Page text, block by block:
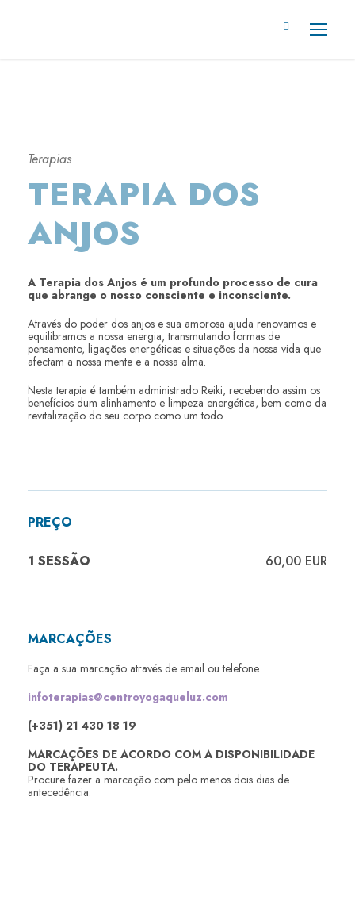
Terapias
TERAPIA DOS
ANJOS
A Terapia dos Anjos é um profundo processo de cura
que abrange o nosso consciente e inconsciente.
Através do poder dos anjos e sua amorosa ajuda renovamos e
equilibramos a nossa energia, transmutando formas de
pensamento, ligações energéticas e situações da nossa vida que
afectam a nossa mente e a nossa alma.
Nesta terapia é também administrado Reiki, recebendo assim os
benefícios dum alinhamento e limpeza energética, bem como da
revitalização do seu corpo como um todo.
PREÇO
1 SESSÃO 60,00 EUR
MARCAÇÕES
Faça a sua marcação através de email ou telefone.
infoterapias@centroyogaqueluz.com
(+351) 21 430 18 19
MARCAÇÕES DE ACORDO COM A DISPONIBILIDADE
DO TERAPEUTA.
Procure fazer a marcação com pelo menos dois dias de
antecedência.